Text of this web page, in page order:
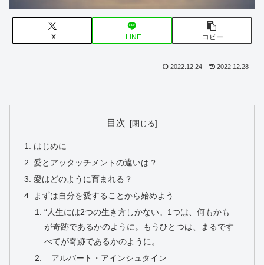
X LINE コピー
2022.12.24 2022.12.28
目次
はじめに
愛とアッタッチメントの違いは？
愛はどのように育まれる？
まずは自分を愛することから始めよう
“人生には2つの生き方しかない。1つは、何もかも
が奇跡であるかのように。もうひとつは、まるです
べてが奇跡であるかのように。
– アルバート・アインシュタイン